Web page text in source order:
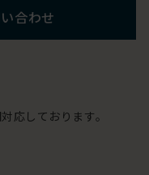
合わせ
応しております。